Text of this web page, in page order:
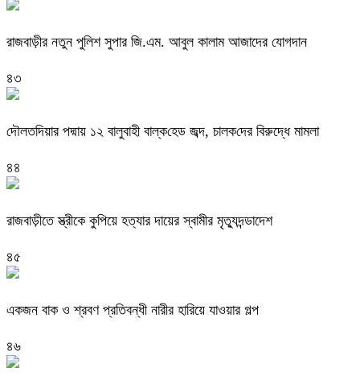
রাজবাড়ীর নতুন পুলিশ সুপার জি.এম. আবুল কালাম আজাদের যোগদান
৪৩
দৌলত‌দিয়ার পদ্মায় ১২ বালুবাহী বাল্ক‌হেড জব্দ, চালক‌দের বিরুদ্ধে মামলা
৪৪
রাজবাড়ীতে স্ত্রীকে কুপিয়ে হত্যার দায়ের স্বামীর মৃত্যুদন্ডাদেশ
৪৫
একজন বাক ও শ্রবণ প্রতিবন্ধী নারীর হারিয়ে যাওয়ার গল্প
৪৬